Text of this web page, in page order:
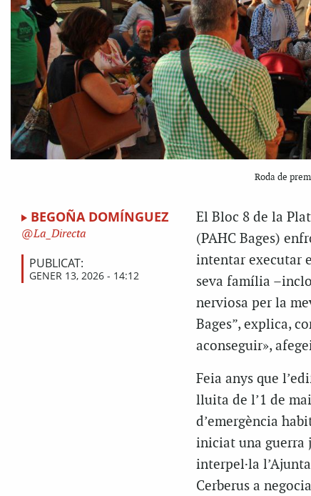
Roda de
BEGOÑA DOMÍNGUEZ
La_Directa
PUBLICAT:
GENER 13, 2026 - 14:12
El Bloc 8 de la
(PAHC Bages)
intentar executar
seva família
nerviosa per la
Bages”, explica,
aconseguir»,
Feia anys que
lluita de l’1 de
d’emergència
iniciat una guerra
interpel·la
Cerberus a